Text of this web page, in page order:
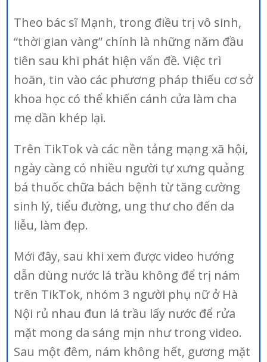
Theo bác sĩ Mạnh, trong điều trị vô sinh,
“thời gian vàng” chính là những năm đầu
tiên sau khi phát hiện vấn đề. Việc trì
hoãn, tin vào các phương pháp thiếu cơ sở
khoa học có thể khiến cánh cửa làm cha
mẹ dần khép lại.
Trên TikTok và các nền tảng mạng xã hội,
ngày càng có nhiều người tự xưng quảng
bá thuốc chữa bách bệnh từ tăng cường
sinh lý, tiểu đường, ung thư cho đến da
liễu, làm đẹp.
Mới đây, sau khi xem được video hướng
dẫn dùng nước lá trầu không để trị nám
trên TikTok, nhóm 3 người phụ nữ ở Hà
Nội rủ nhau đun lá trầu lấy nước để rửa
mặt mong da sáng mịn như trong video.
Sau một đêm, nám không hết, gương mặt